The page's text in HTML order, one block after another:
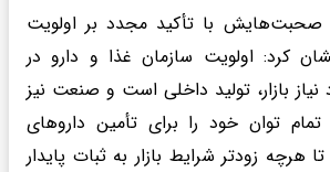
صحبت‌هایش با تأکید مجدد بر اولویت
کرد: اولویت سازمان غذا و دارو در
نیاز بازار، تولید داخلی است و صنعت نیز
تمام توان خود را برای تأمین داروهای
هرچه زودتر شرایط بازار به ثبات پایدار